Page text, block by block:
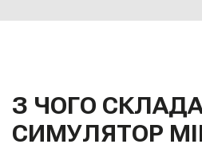
З ЧОГО
СИМУЛЯТОР